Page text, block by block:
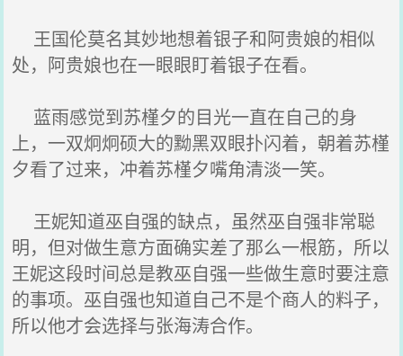
王国伦莫名其妙地想着银子和阿贵娘的相似
处，阿贵娘也在一眼眼盯着银子在看。
蓝雨感觉到苏槿夕的目光一直在自己的身
上，一双炯炯硕大的黝黑双眼扑闪着，朝着苏槿
夕看了过来，冲着苏槿夕嘴角清淡一笑。
王妮知道巫自强的缺点，虽然巫自强非常聪
明，但对做生意方面确实差了那么一根筋，所以
王妮这段时间总是教巫自强一些做生意时要注意
的事项。巫自强也知道自己不是个商人的料子，
所以他才会选择与张海涛合作。